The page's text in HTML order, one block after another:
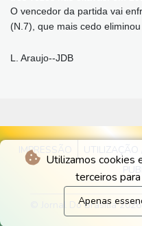
Utilizamos cookies
terceiros
Apenas
O vencedor da partida vai
(N.7), que mais cedo
L. Araujo--JDB
IMPRESSÃO UTILIZAÇÃO
© Jornal Do Brasilia